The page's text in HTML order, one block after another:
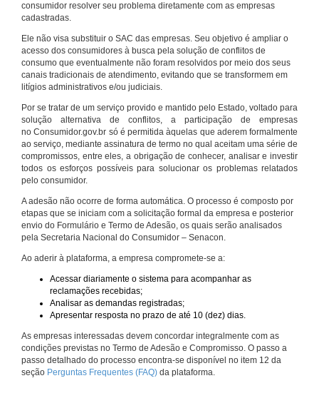
consumidor resolver seu problema diretamente com as empresas
cadastradas.
Ele não visa substituir o SAC das empresas. Seu objetivo é ampliar o
acesso dos consumidores à busca pela solução de conflitos de
consumo que eventualmente não foram resolvidos por meio dos seus
canais tradicionais de atendimento, evitando que se transformem em
litígios administrativos e/ou judiciais.
Por se tratar de um serviço provido e mantido pelo Estado, voltado para
solução alternativa de conflitos, a participação de empresas
no Consumidor.gov.br só é permitida àquelas que aderem formalmente
ao serviço, mediante assinatura de termo no qual aceitam uma série de
compromissos, entre eles, a obrigação de conhecer, analisar e investir
todos os esforços possíveis para solucionar os problemas relatados
pelo consumidor.
A adesão não ocorre de forma automática. O processo é composto por
etapas que se iniciam com a solicitação formal da empresa e posterior
envio do Formulário e Termo de Adesão, os quais serão analisados
pela Secretaria Nacional do Consumidor – Senacon.
Ao aderir à plataforma, a empresa compromete-se a:
Acessar diariamente o sistema para acompanhar as
reclamações recebidas;
Analisar as demandas registradas;
Apresentar resposta no prazo de até 10 (dez) dias.
As empresas interessadas devem concordar integralmente com as
condições previstas no Termo de Adesão e Compromisso. O passo a
passo detalhado do processo encontra-se disponível no item 12 da
seção Perguntas Frequentes (FAQ) da plataforma.